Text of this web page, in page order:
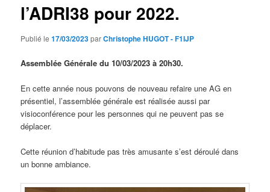
l’ADRI38 pour 2022.
Publié le17/03/2023parChristophe HUGOT - F1IJP
Assemblée Générale du 10/03/2023 à 20h30.
En cette année nous pouvons de nouveau refaire une AG en
présentiel, l’assemblée générale est réalisée aussi par
visioconférence pour les personnes qui ne peuvent pas se
déplacer.
Cette réunion d’habitude pas très amusante s’est déroulé dans
un bonne ambiance.